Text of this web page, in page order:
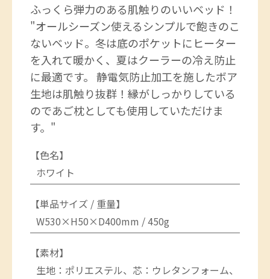
ふっくら弾力のある肌触りのいいベッド！
"オールシーズン使えるシンプルで飽きのこ
ないベッド。冬は底のポケットにヒーター
を入れて暖かく、夏はクーラーの冷え防止
に最適です。 静電気防止加工を施したボア
生地は肌触り抜群！縁がしっかりしている
のであご枕としても使用していただけま
す。"
【色名】
ホワイト
【単品サイズ / 重量】
W530×H50×D400mm / 450g
【素材】
生地：ポリエステル、芯：ウレタンフォーム、